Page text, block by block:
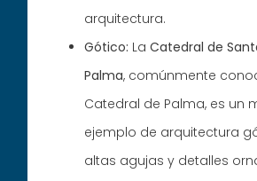
arquitectura.
Gótico: LaCatedral de
Palma, comúnmente
Catedral de Palma, es un
ejemplo de arquitectura
altas agujas y detalles